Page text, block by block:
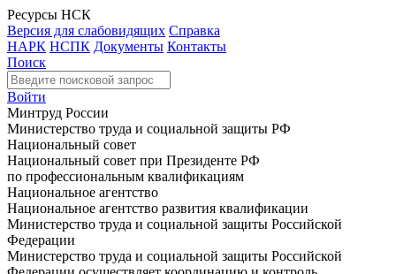
Ресурсы НСК
Версия для слабовидящих Справка
НАРК НСПК Документы Контакты
Поиск
Войти
Минтруд России
Министерство труда и социальной защиты РФ
Национальный совет
Национальный совет при Президенте РФ
по профессиональным квалификациям
Национальное агентство
Национальное агентство развития квалификации
Министерство труда и социальной защиты Российской
Федерации
Министерство труда и социальной защиты Российской